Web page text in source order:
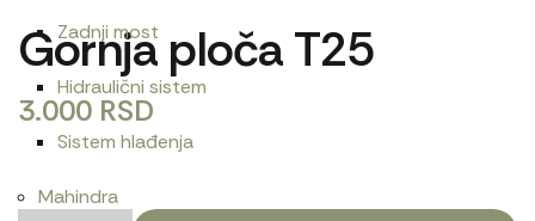
Zadnji most
Hidraulični sistem
Sistem hlađenja
Mahindra
Gornja ploča T25
3.000 RSD